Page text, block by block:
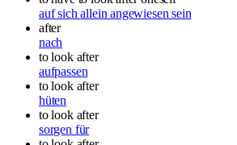
auf sich allein angewiesen sein
after
nach
to look after
aufpassen
to look after
hüten
to look after
sorgen für